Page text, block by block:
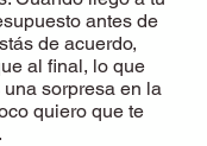
antes de
de acuerdo,
al final, lo que
sorpresa en la
quiero que te